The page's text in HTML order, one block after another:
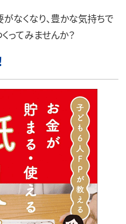
なくなり、豊かな気持ちで
ってみませんか？